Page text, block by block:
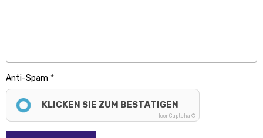
Anti-Spam
KLICKEN SIE ZUM BESTÄTIGEN
IconCaptcha ©